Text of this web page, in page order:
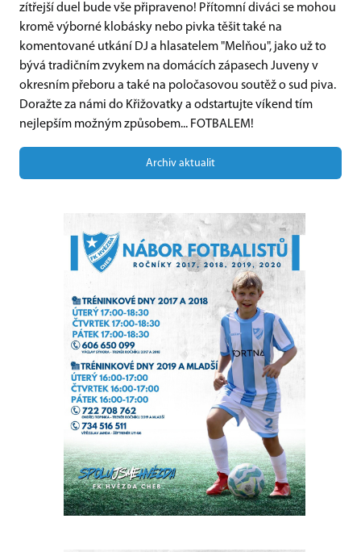
zítřejší duel bude vše připraveno! Přítomní diváci se mohou
kromě výborné klobásky nebo pivka těšit také na
komentované utkání DJ a hlasatelem "Melňou", jako už to
bývá tradičním zvykem na domácích zápasech Juveny v
okresním přeboru a také na poločasovou soutěž o sud piva.
Doražte za námi do Křižovatky a odstartujte víkend tím
nejlepším možným způsobem... FOTBALEM!
Archiv aktualit